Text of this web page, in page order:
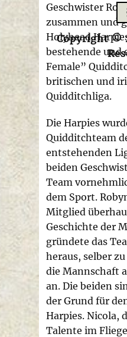
Geschwister
zusammen und
Holyhead
bestehende und
Female”
britischen und
Quidditchliga.
Die Harpies
Quidditchteam
entstehenden
beiden
Team
dem Sport.
Mitglied
Geschichte der
gründete das
heraus, selber
die Mannschaft
an. Die beiden
der Grund für
Harpies. Nicola,
Talente im
Copyright ©